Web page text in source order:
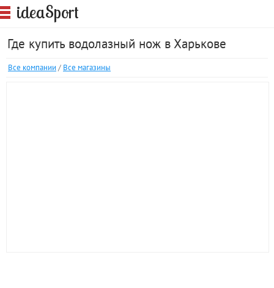
ideaSport
Где купить водолазный нож в Харькове
Все компании / Все магазины